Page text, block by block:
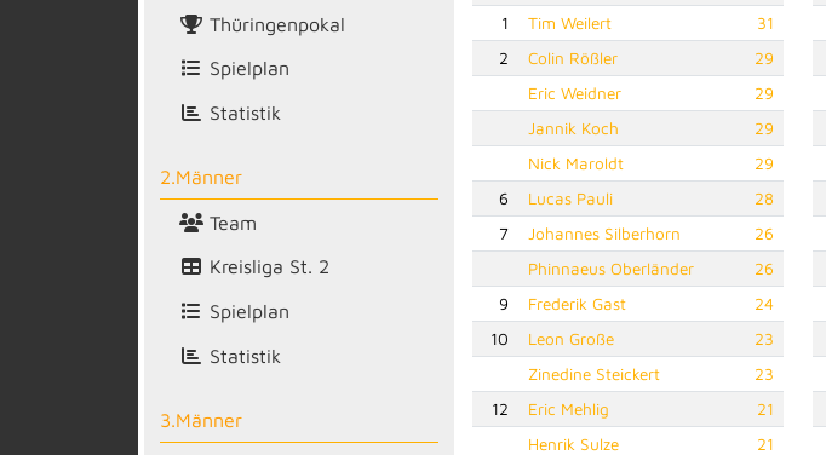
Thüringenpokal
Spielplan
Statistik
2.Männer
Team
Kreisliga St. 2
Spielplan
Statistik
3.Männer
1 Tim Weilert
31
2
Colin Rößler
29
Eric Weidner
29
Jannik Koch
29
Nick Maroldt
29
6
Lucas Pauli
28
7
Johannes Silberhorn
26
Phinnaeus Oberländer
26
9
Frederik Gast
24
10
Leon Große
23
Zinedine Steickert
23
12
Eric Mehlig
21
Henrik Sulze
21